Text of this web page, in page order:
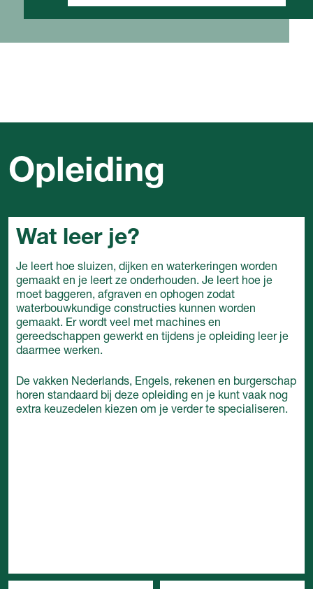
Opleiding
Wat leer je?
Je leert hoe sluizen, dijken en waterkeringen worden
gemaakt en je leert ze onderhouden. Je leert hoe je
moet baggeren, afgraven en ophogen zodat
waterbouwkundige constructies kunnen worden
gemaakt. Er wordt veel met machines en
gereedschappen gewerkt en tijdens je opleiding leer je
daarmee werken.
De vakken Nederlands, Engels, rekenen en burgerschap
horen standaard bij deze opleiding en je kunt vaak nog
extra keuzedelen kiezen om je verder te specialiseren.